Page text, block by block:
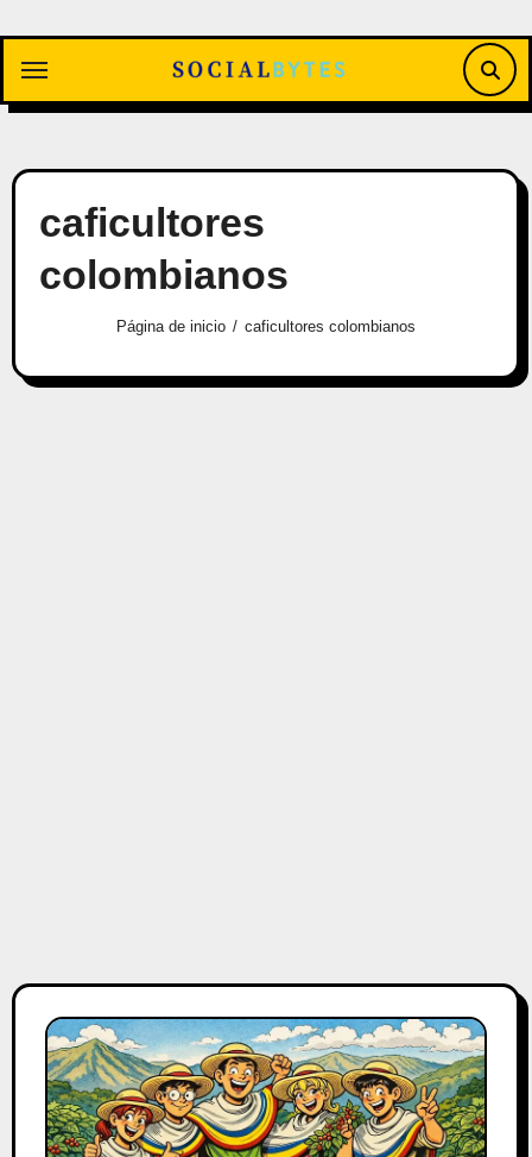
contenido
caficultores
colombianos
Página de inicio caficultores colombianos